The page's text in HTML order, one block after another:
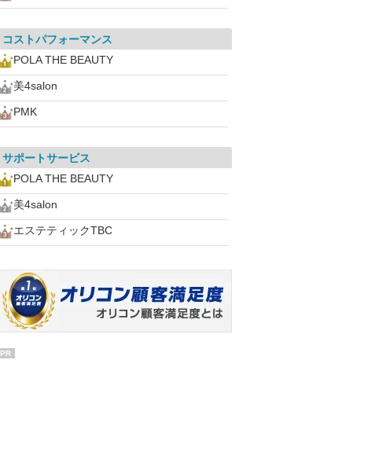
コストパフォーマンス
POLA THE BEAUTY
美4salon
PMK
サポートサービス
POLA THE BEAUTY
美4salon
エステティックTBC
PR